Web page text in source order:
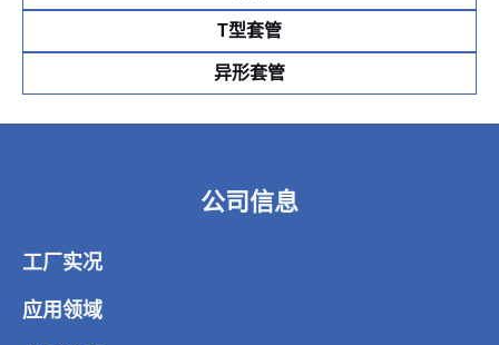
T型套管
异形套管
公司信息
工厂实况
应用领域